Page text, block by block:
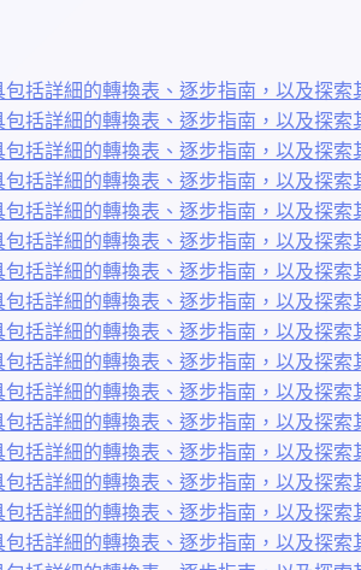
括詳細的轉換表、逐步指南，以及探
括詳細的轉換表、逐步指南，以及探
括詳細的轉換表、逐步指南，以及探
括詳細的轉換表、逐步指南，以及探索
括詳細的轉換表、逐步指南，以及探索
括詳細的轉換表、逐步指南，以及探索
括詳細的轉換表、逐步指南，以及探索
括詳細的轉換表、逐步指南，以及探索
括詳細的轉換表、逐步指南，以及探索
括詳細的轉換表、逐步指南，以及探
括詳細的轉換表、逐步指南，以及探索
括詳細的轉換表、逐步指南，以及探
括詳細的轉換表、逐步指南，以及探索
括詳細的轉換表、逐步指南，以及探索
括詳細的轉換表、逐步指南，以及探
括詳細的轉換表、逐步指南，以及探索